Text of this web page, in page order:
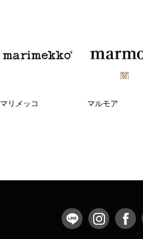
マリメッコ マルモア